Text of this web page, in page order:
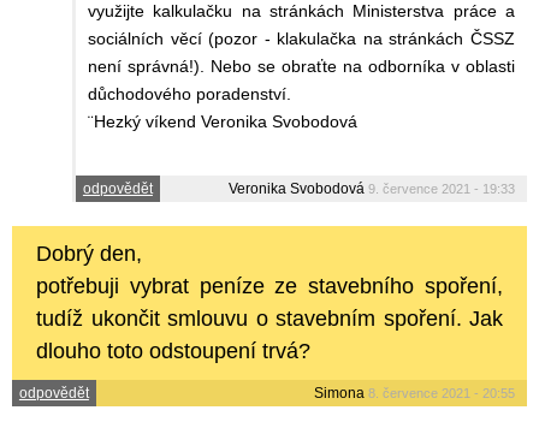
využijte kalkulačku na stránkách Ministerstva práce a
sociálních věcí (pozor - klakulačka na stránkách ČSSZ
není správná!). Nebo se obraťte na odborníka v oblasti
důchodového poradenství.
¨Hezký víkend Veronika Svobodová
odpovědět Veronika Svobodová 9. července 2021 - 19:33
Dobrý den,
potřebuji vybrat peníze ze stavebního spoření,
tudíž ukončit smlouvu o stavebním spoření. Jak
dlouho toto odstoupení trvá?
odpovědět Simona 8. července 2021 - 20:55